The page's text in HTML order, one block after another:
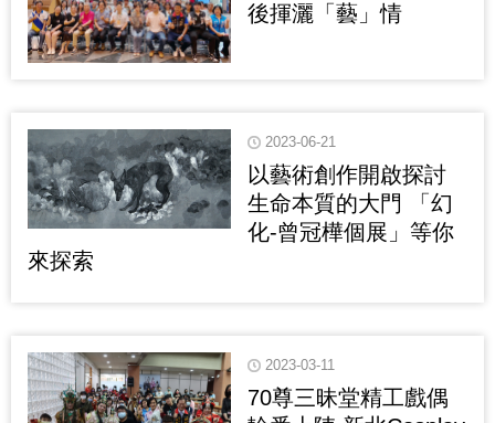
後揮灑「藝」情
2023-06-21
以藝術創作開啟探討
生命本質的大門 「幻
化-曾冠樺個展」等你
來探索
2023-03-11
70尊三昧堂精工戲偶